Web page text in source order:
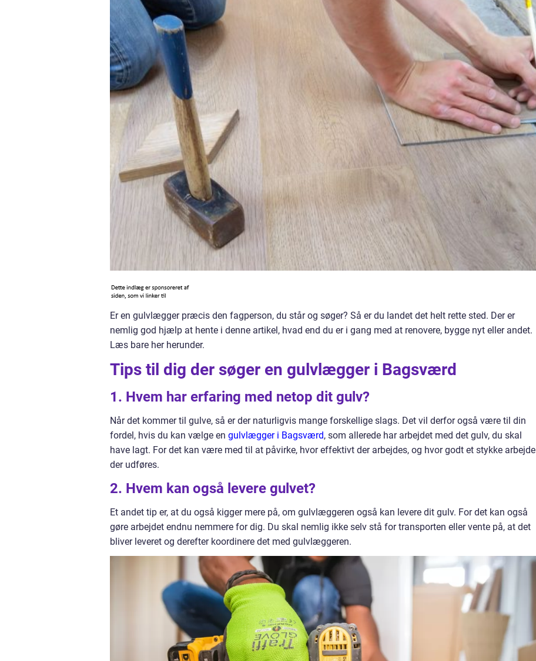
Er en gulvlægger præcis den fagperson, du står og søger? Så er du landet det helt rette sted. Der er
nemlig god hjælp at hente i denne artikel, hvad end du er i gang med at renovere, bygge nyt eller andet.
Læs bare her herunder.
Tips til dig der søger en gulvlægger i Bagsværd
1. Hvem har erfaring med netop dit gulv?
Når det kommer til gulve, så er der naturligvis mange forskellige slags. Det vil derfor også være til din
fordel, hvis du kan vælge en gulvlægger i Bagsværd, som allerede har arbejdet med det gulv, du skal
have lagt. For det kan være med til at påvirke, hvor effektivt der arbejdes, og hvor godt et stykke arbejde
der udføres.
2. Hvem kan også levere gulvet?
Et andet tip er, at du også kigger mere på, om gulvlæggeren også kan levere dit gulv. For det kan også
gøre arbejdet endnu nemmere for dig. Du skal nemlig ikke selv stå for transporten eller vente på, at det
bliver leveret og derefter koordinere det med gulvlæggeren.